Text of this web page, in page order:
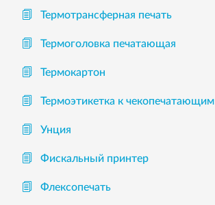
Термотрансферная печать
Термоголовка печатающая
Термокартон
Термоэтикетка к
Унция
Фискальный принтер
Флексопечать